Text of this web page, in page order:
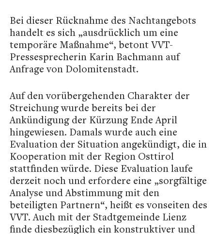
Bei dieser Rücknahme des Nachtangebots
handelt es sich „ausdrücklich um eine
temporäre Maßnahme“, betont VVT-
Pressesprecherin Karin Bachmann auf
Anfrage von Dolomitenstadt.
Auf den vorübergehenden Charakter der
Streichung wurde bereits bei der
Ankündigung der Kürzung Ende April
hingewiesen. Damals wurde auch eine
Evaluation der Situation angekündigt, die in
Kooperation mit der Region Osttirol
stattfinden würde. Diese Evaluation laufe
derzeit noch und erfordere eine „sorgfältige
Analyse und Abstimmung mit den
beteiligten Partnern“, heißt es vonseiten des
VVT. Auch mit der Stadtgemeinde Lienz
finde diesbezüglich ein konstruktiver und